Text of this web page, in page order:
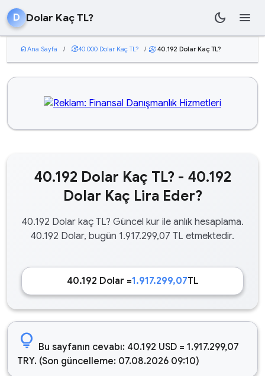
D Dolar Kaç TL? dark_mode menu
homeAna Sayfa / currency_exchange40.000 Dolar Kaç TL? / currency_exchange 40.192 Dolar Kaç TL?
40.192 Dolar Kaç TL? - 40.192
Dolar Kaç Lira Eder?
40.192 Dolar kaç TL? Güncel kur ile anlık hesaplama.
40.192 Dolar, bugün 1.917.299,07 TL etmektedir.
40.192 Dolar =1.917.299,07TL
lightbulb Bu sayfanın cevabı: 40.192 USD = 1.917.299,07
TRY. (Son güncelleme: 07.08.2026 09:10)